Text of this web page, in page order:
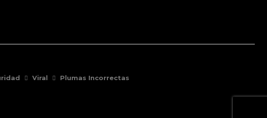
Viral Plumas Incorrectas